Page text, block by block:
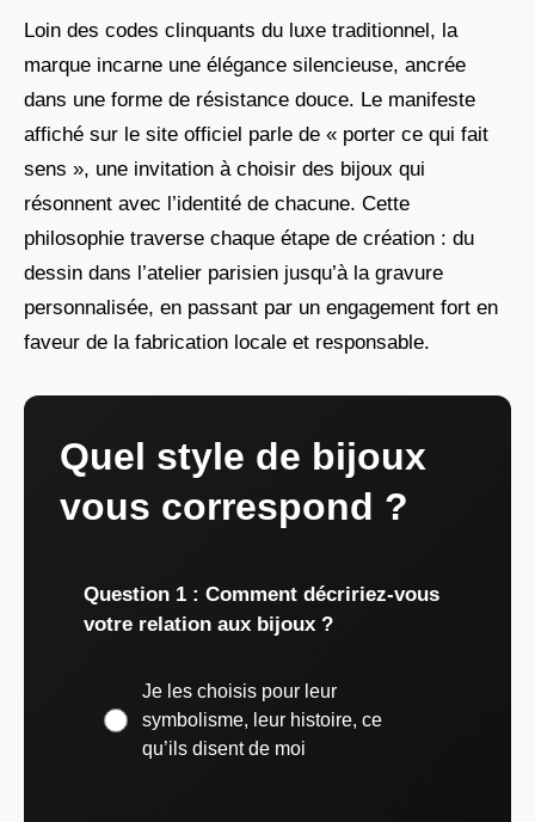
Loin des codes clinquants du luxe traditionnel, la
marque incarne une élégance silencieuse, ancrée
dans une forme de résistance douce. Le manifeste
affiché sur le site officiel parle de « porter ce qui fait
sens », une invitation à choisir des bijoux qui
résonnent avec l’identité de chacune. Cette
philosophie traverse chaque étape de création : du
dessin dans l’atelier parisien jusqu’à la gravure
personnalisée, en passant par un engagement fort en
faveur de la fabrication locale et responsable.
Quel style de bijoux
vous correspond ?
Question 1 : Comment décririez-vous
votre relation aux bijoux ?
Je les choisis pour leur
symbolisme, leur histoire, ce
qu’ils disent de moi